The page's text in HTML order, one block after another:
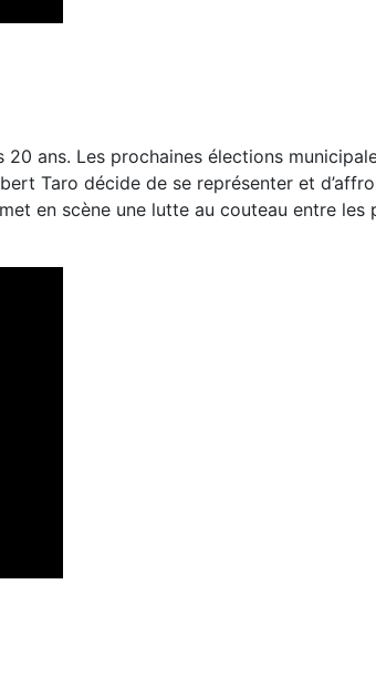
ans. Les prochaines élections
Taro décide de se représenter et
met en scène une lutte au couteau entre